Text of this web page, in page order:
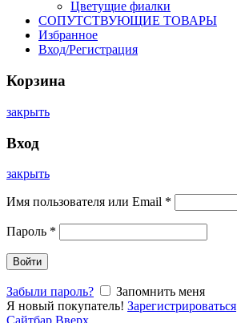
Цветущие фиалки
СОПУТСТВУЮЩИЕ ТОВАРЫ
Избранное
Вход/Регистрация
Корзина
закрыть
Вход
закрыть
Имя пользователя или Email *
Пароль *
Войти
Забыли пароль?
Запомнить меня
Я новый покупатель! Зарегистрироваться